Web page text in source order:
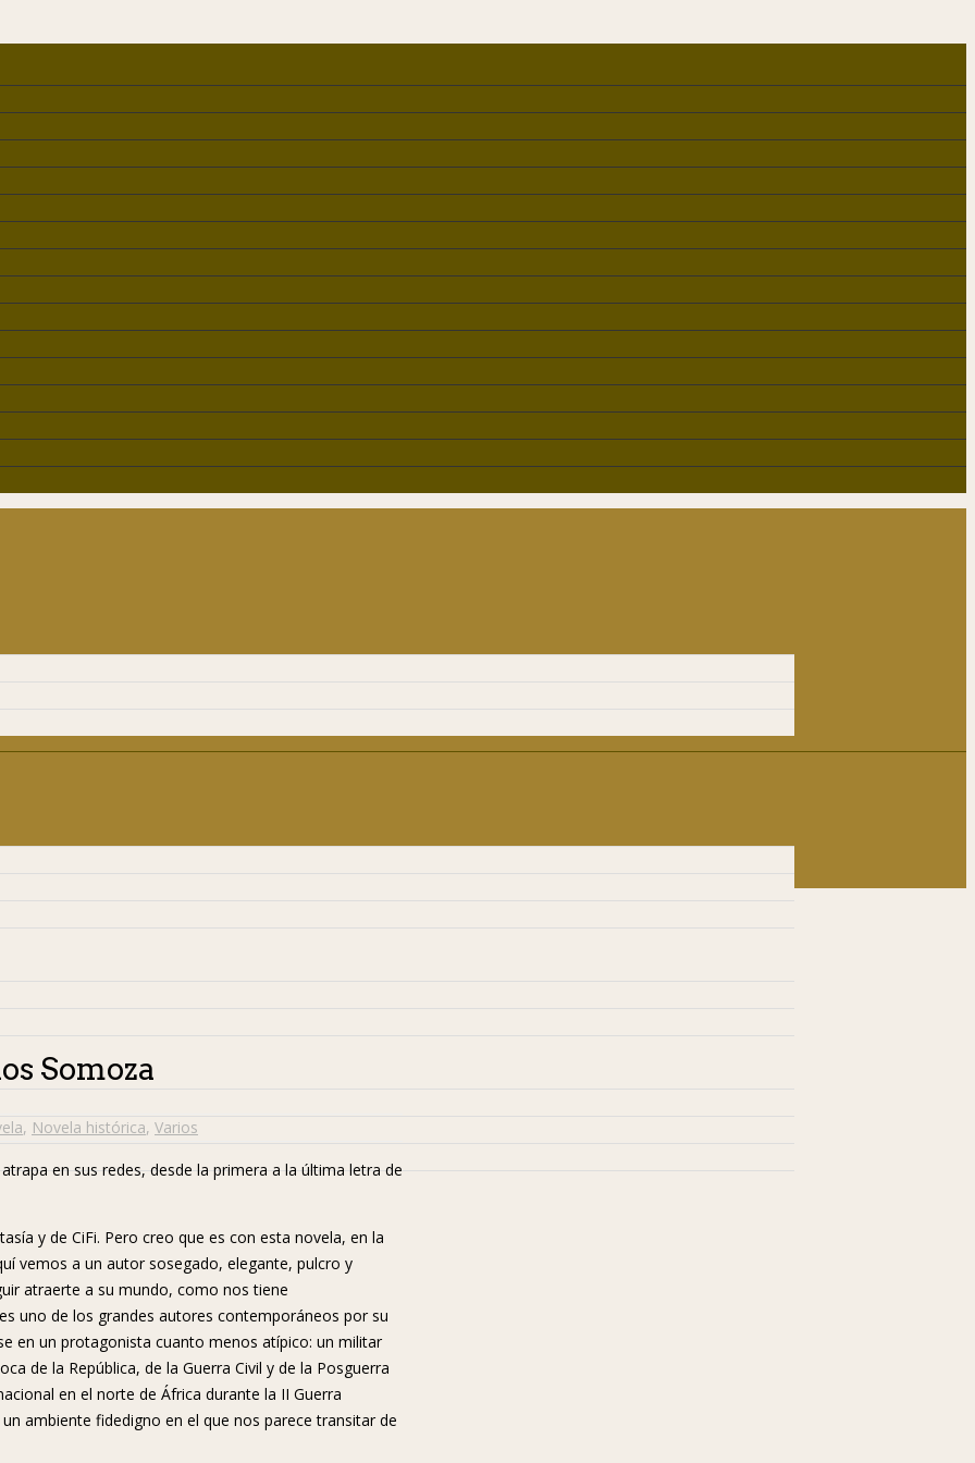
Somoza
, Novela histórica, Varios
en sus redes, desde la primera a la última letra de
y de CiFi. Pero creo que es con esta novela, en la
vemos a un autor sosegado, elegante, pulcro y
atraerte a su mundo, como nos tiene
uno de los grandes autores contemporáneos por su
en un protagonista cuanto menos atípico: un militar
de la República, de la Guerra Civil y de la Posguerra
en el norte de África durante la II Guerra
ambiente fidedigno en el que nos parece transitar de